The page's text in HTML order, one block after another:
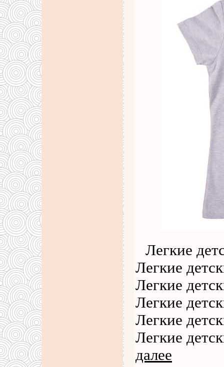
Легкие
Легкие
Легкие
Легкие
Легкие
Легкие
далее